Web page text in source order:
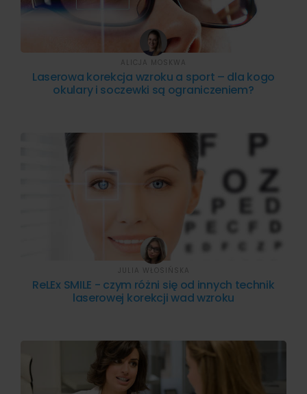
Laserowa korekcja wzroku a sport – dla kogo
okulary i soczewki są ograniczeniem?
ALICJA MOSKWA
ReLEx SMILE - czym różni się od innych technik
laserowej korekcji wad wzroku
JULIA WŁOSIŃSKA